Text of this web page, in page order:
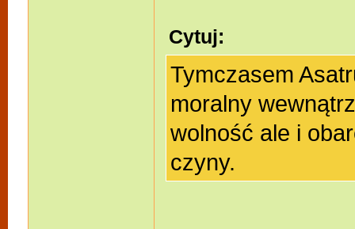
Cytuj:
Tymczasem
moralny
wolność ale i
czyny.